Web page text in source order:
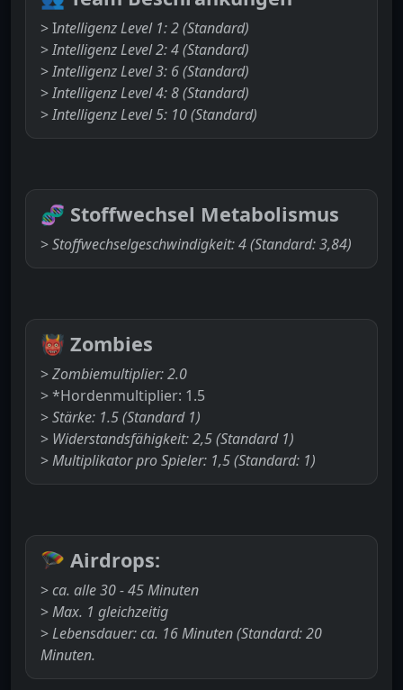
> Intelligenz Level 1: 2 (Standard)
>Intelligenz Level 2: 4 (Standard)
>Intelligenz Level 3: 6 (Standard)
>Intelligenz Level 4: 8 (Standard)
>Intelligenz Level 5: 10 (Standard)
🧬 Stoffwechsel Metabolismus
>Stoffwechselgeschwindigkeit: 4 (Standard: 3,84)
👹 Zombies
>Zombiemultiplier: 2.0
> *Hordenmultiplier: 1.5
>Stärke: 1.5 (Standard 1)
> Widerstandsfähigkeit: 2,5 (Standard 1)
>Multiplikator pro Spieler: 1,5 (Standard: 1)
🪂 Airdrops:
>ca. alle 30 - 45 Minuten
>Max. 1 gleichzeitig
>Lebensdauer: ca. 16 Minuten (Standard: 20
Minuten.